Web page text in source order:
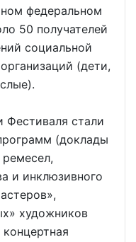
федеральном
50 получателей
социальной
(дети,
стали
(доклады
и инклюзивного
художников